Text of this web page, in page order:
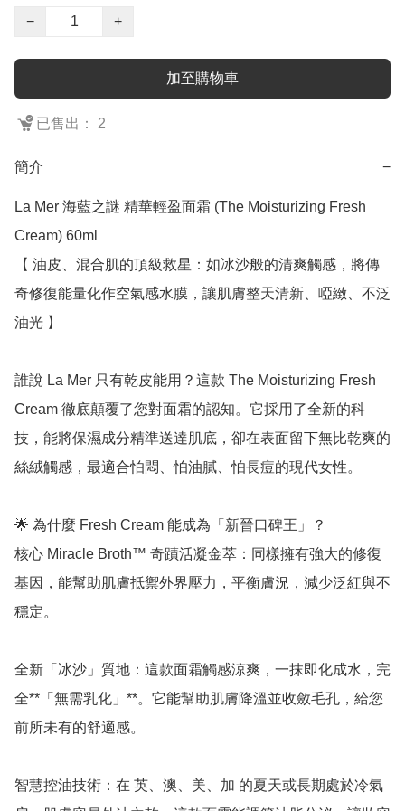
−
+
加至購物車
已售出： 2
簡介 −
La Mer 海藍之謎 精華輕盈面霜 (The Moisturizing Fresh
Cream) 60ml
【 油皮、混合肌的頂級救星：如冰沙般的清爽觸感，將傳
奇修復能量化作空氣感水膜，讓肌膚整天清新、啞緻、不泛
油光 】
誰說 La Mer 只有乾皮能用？這款 The Moisturizing Fresh
Cream 徹底顛覆了您對面霜的認知。它採用了全新的科
技，能將保濕成分精準送達肌底，卻在表面留下無比乾爽的
絲絨觸感，最適合怕悶、怕油膩、怕長痘的現代女性。
🌟 為什麼 Fresh Cream 能成為「新晉口碑王」？
核心 Miracle Broth™ 奇蹟活凝金萃：同樣擁有強大的修復
基因，能幫助肌膚抵禦外界壓力，平衡膚況，減少泛紅與不
穩定。
全新「冰沙」質地：這款面霜觸感涼爽，一抹即化成水，完
全**「無需乳化」**。它能幫助肌膚降溫並收斂毛孔，給您
前所未有的舒適感。
智慧控油技術：在 英、澳、美、加 的夏天或長期處於冷氣